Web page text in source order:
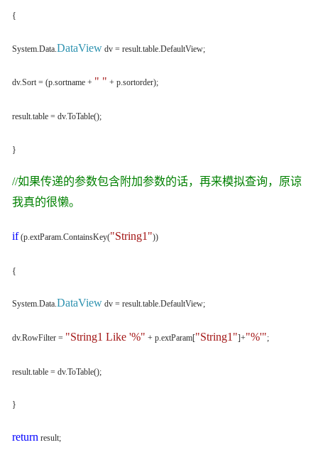
{
System.Data. DataView dv = result.table.DefaultView;
dv.Sort = (p.sortname + " " + p.sortorder);
result.table = dv.ToTable();
}
//如果传递的参数包含附加参数的话，再来模拟查询，原谅
我真的很懒。
if (p.extParam.ContainsKey("String1"))
{
System.Data.DataView dv = result.table.DefaultView;
dv.RowFilter = "String1 Like '%" + p.extParam["String1"]+"%'";
result.table = dv.ToTable();
}
return result;